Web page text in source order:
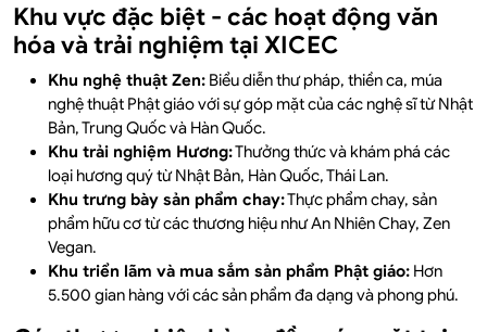
Khu vực đặc biệt - các hoạt động văn
hóa và trải nghiệm tại XICEC
Khu nghệ thuật Zen: Biểu diễn thư pháp, thiền ca, múa
nghệ thuật Phật giáo với sự góp mặt của các nghệ sĩ từ Nhật
Bản, Trung Quốc và Hàn Quốc.
Khu trải nghiệm Hương:Thưởng thức và khám phá các
loại hương quý từ Nhật Bản, Hàn Quốc, Thái Lan.
Khu trưng bày sản phẩm chay:Thực phẩm chay, sản
phẩm hữu cơ từ các thương hiệu như An Nhiên Chay, Zen
Vegan.
Khu triển lãm và mua sắm sản phẩm Phật giáo: Hơn
5.500 gian hàng với các sản phẩm đa dạng và phong phú.